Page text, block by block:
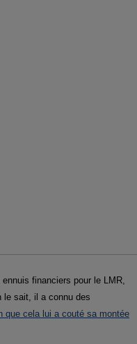
financiers pour le LMR,
le sait, il a connu des
que cela lui a couté sa montée